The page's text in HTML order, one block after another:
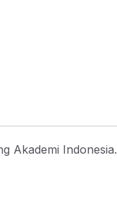
Akademi Indonesia.